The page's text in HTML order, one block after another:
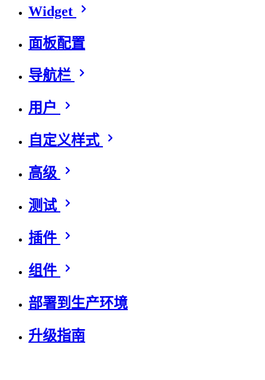
Widget
面板配置
导航栏
用户
自定义样式
高级
测试
插件
组件
部署到生产环境
升级指南